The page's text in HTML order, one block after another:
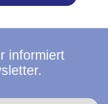
informiert